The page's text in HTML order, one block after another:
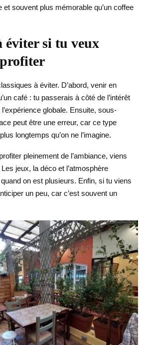
et souvent plus mémorable qu’un coffee
éviter si tu veux
à éviter. D’abord, venir en
café : tu passerais à côté de l’intérêt
globale. Ensuite, sous-
peut être une erreur, car ce type
longtemps qu’on ne l’imagine.
pleinement de l’ambiance, viens
jeux, la déco et l’atmosphère
on est plusieurs. Enfin, si tu viens
un peu, car c’est souvent un